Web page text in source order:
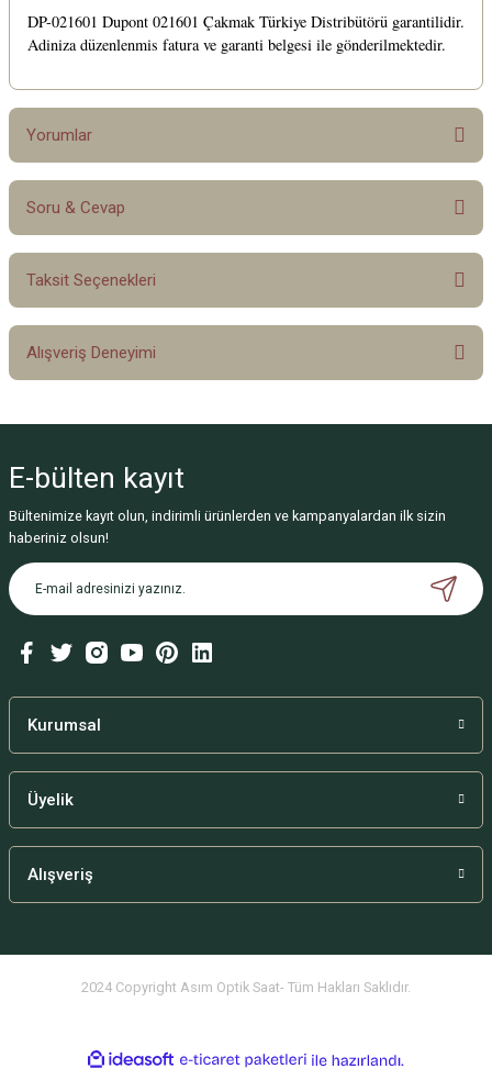
DP-021601 Dupont 021601 Çakmak Türkiye Distribütörü garantilidir.
Adiniza düzenlenmis fatura ve garanti belgesi ile gönderilmektedir.
Yorumlar
Bu ürüne ilk yorumu siz yapın!
Soru & Cevap
Ürün hakkında henüz soru sorulmamış.
Taksit Seçenekleri
Alışveriş Deneyimi
Deneyimini Paylaş
E-bülten kayıt
Bültenimize kayıt olun, indirimli ürünlerden ve kampanyalardan ilk sizin
haberiniz olsun!
Kurumsal
Üyelik
Alışveriş
2024 Copyright Asım Optik Saat- Tüm Hakları Saklıdır.
ideasoft e-